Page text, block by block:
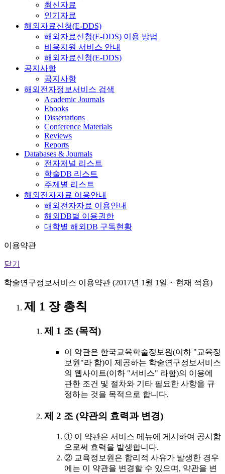
최신자료
인기자료
해외자료신청(E-DDS)
해외자료신청(E-DDS) 이용 방법
비용지원 서비스 안내
해외자료신청(E-DDS)
공지사항
공지사항
해외전자정보서비스 검색
Academic Journals
Ebooks
Dissertations
Conference Materials
Reviews
Reports
Databases & Journals
전자저널 리스트
학술DB 리스트
주제별 리스트
해외전자자료 이용안내
해외전자자료 이용안내
해외DB별 이용권한
대학별 해외DB 구독현황
이용약관
닫기
학술연구정보서비스 이용약관 (2017년 1월 1일 ~ 현재 적용)
제 1 장 총칙
제 1 조 (목적)
이 약관은 한국교육학술정보원(이하 "교육정
보원"라 함)이 제공하는 학술연구정보서비스
의 웹사이트(이하 "서비스" 라함)의 이용에
관한 조건 및 절차와 기타 필요한 사항을 규
정하는 것을 목적으로 합니다.
제 2 조 (약관의 효력과 변경)
① 이 약관은 서비스 메뉴에 게시하여 공시함
으로써 효력을 발생합니다.
② 교육정보원은 합리적 사유가 발생한 경우
에는 이 약관을 변경할 수 있으며, 약관을 변